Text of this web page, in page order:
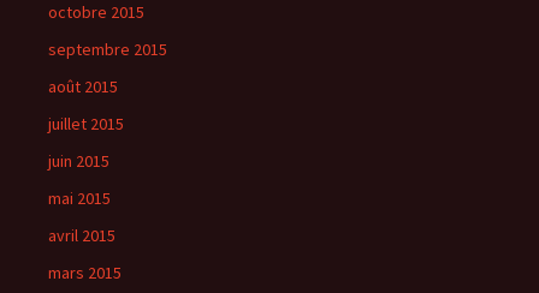
octobre 2015
septembre 2015
août 2015
juillet 2015
juin 2015
mai 2015
avril 2015
mars 2015